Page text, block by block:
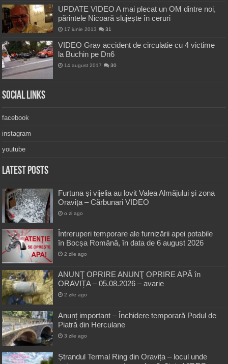
UPDATE VIDEO A mai plecat un OM dintre noi,
părintele Nicoară slujește în ceruri
17 iunie 2013 31
VIDEO Grav accident de circulatie cu 4 victime
la Buchin pe Dn6
14 august 2017 30
Social Links
facebook
instagram
youtube
Latest Posts
Furtuna și vijelia au lovit Valea Almăjului și zona
Oravița – Cărbunari VIDEO
o zi ago
Întreruperi temporare ale furnizării apei potabile
în Bocșa Română, în data de 6 august 2026
2 zile ago
ANUNŢ OPRIRE ANUNŢ OPRIRE APĂ în
ORAVIȚA – 05.08.2026 – avarie
2 zile ago
Anunț important – Închidere temporară Podul de
Piatră din Herculane
3 zile ago
Ștrandul Termal Ring din Oravița – locul unde